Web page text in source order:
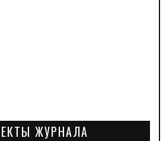
ЖУРНАЛА